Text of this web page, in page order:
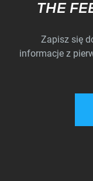
THE
Zapisz się
informacje z